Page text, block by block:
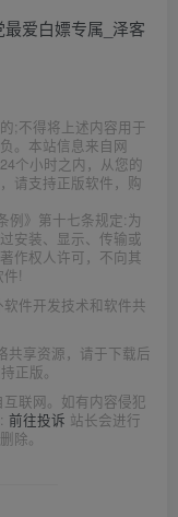
;不得将上述内容用于
。本站信息来自网
个小时之内，从您的
请支持正版软件，购
例》第十七条规定:为
安装、显示、传输或
作权人许可，不向其
!
件开发技术和软件共
共享资源，请于下载后
正版。
联网。如有内容侵犯
前往投诉 站长会进行
除。